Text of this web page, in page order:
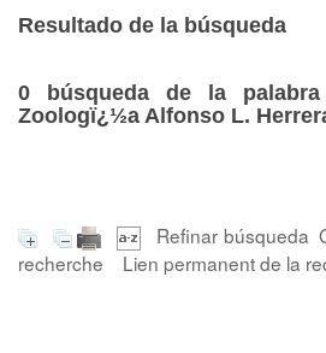
Resultado de la búsqueda
0 búsqueda de la
Zoologï¿½a Alfonso L.
Refinar búsqueda
recherche
Lien permanent de la